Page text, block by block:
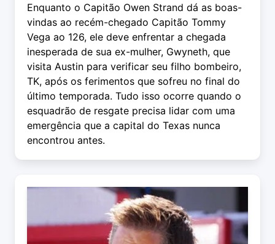
Enquanto o Capitão Owen Strand dá as boas-
vindas ao recém-chegado Capitão Tommy
Vega ao 126, ele deve enfrentar a chegada
inesperada de sua ex-mulher, Gwyneth, que
visita Austin para verificar seu filho bombeiro,
TK, após os ferimentos que sofreu no final do
último temporada. Tudo isso ocorre quando o
esquadrão de resgate precisa lidar com uma
emergência que a capital do Texas nunca
encontrou antes.